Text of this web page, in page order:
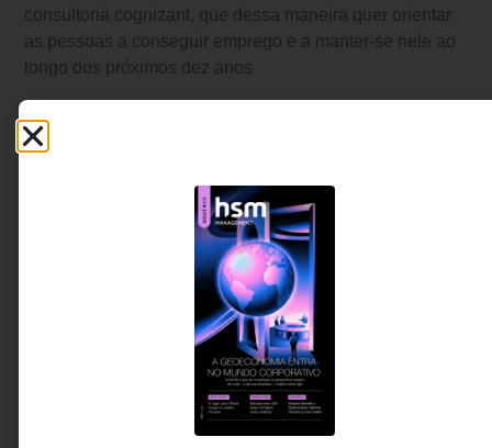
consultoria cognizant, que dessa maneira quer orientar
as pessoas a conseguir emprego e a manter-se nele ao
longo dos próximos dez anos